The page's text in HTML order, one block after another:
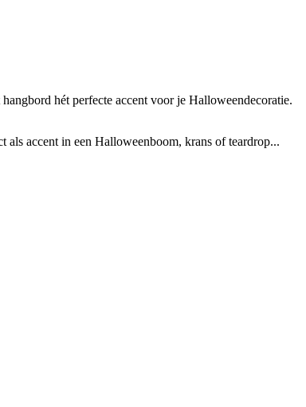
hét perfecte accent voor je Halloweendecoratie.
accent in een Halloweenboom, krans of teardrop...